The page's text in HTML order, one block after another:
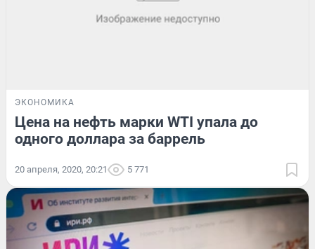
ЭКОНОМИКА
Цена на нефть марки WTI упала до
одного доллара за баррель
20 апреля, 2020, 20:21 5 771